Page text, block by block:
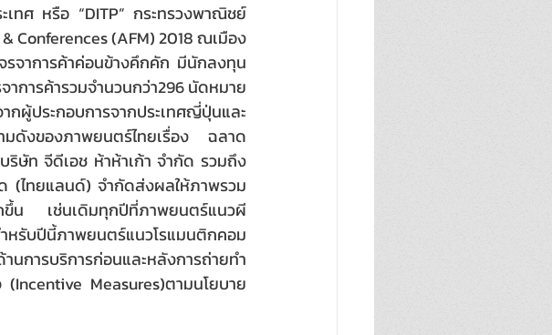
เทศ หรือ “DITP” กระทรวงพาณิชย์
Conferences (AFM) 2018 ณเมือง
รจาการค้าค่อนข้างคึกคัก มีนักลงทุน
าการค้ารวมจำนวนกว่า296 นัดหมาย
ผู้ประกอบการจากประเทศญี่ปุ่นและ
มดังของภาพยนตร์ไทยเรื่อง ฉลาด
ริษัท จีดีเอช ห้าห้าเก้า จำกัด รวมถึง
(ไทยแลนด์) จำกัดส่งผลให้ภาพรวม
กขึ้น เช่นเดิมทุกปีที่ภาพยนตร์แนวผี
รับปีนี้ภาพยนตร์แนวโรแมนติกคอม
รบริการก่อนและหลังการถ่ายทำ
(Incentive Measures)ตามนโยบาย